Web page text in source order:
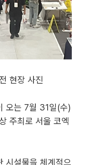
현장 사진
오는 7월 31일(수)
주최로 서울 코엑
설물을 체계적으